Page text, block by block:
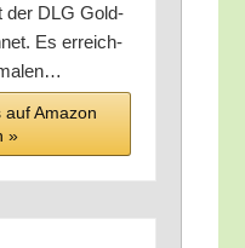
der DLG Gold­
Es erreich­
auf Ama­zon
»